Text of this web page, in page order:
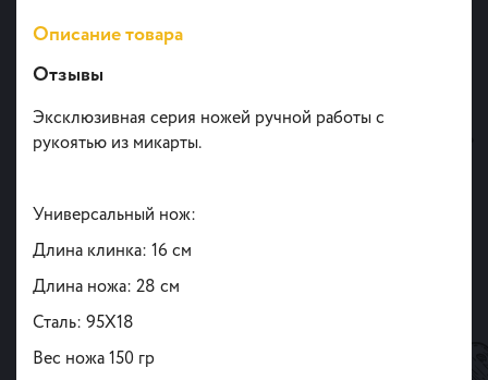
Описание товара
Отзывы
Эксклюзивная серия ножей ручной работы с
рукоятью из микарты.
Универсальный нож:
Длина клинка: 16 см
Длина ножа: 28 см
Сталь: 95X18
Вес ножа 150 гр